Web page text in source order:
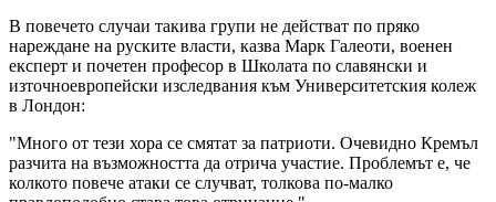
В повечето случаи такива групи не действат по пряко
нареждане на руските власти, казва Марк Галеоти, военен
експерт и почетен професор в Школата по славянски и
източноевропейски изследвания към Университетския колеж
в Лондон:
"Много от тези хора се смятат за патриоти. Очевидно Кремъл
разчита на възможността да отрича участие. Проблемът е, че
колкото повече атаки се случват, толкова по-малко